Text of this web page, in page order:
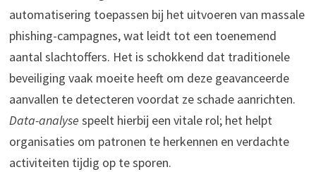
automatisering toepassen bij het uitvoeren van massale
phishing-campagnes, wat leidt tot een toenemend
aantal slachtoffers. Het is schokkend dat traditionele
beveiliging vaak moeite heeft om deze geavanceerde
aanvallen te detecteren voordat ze schade aanrichten.
Data-analyse speelt hierbij een vitale rol; het helpt
organisaties om patronen te herkennen en verdachte
activiteiten tijdig op te sporen.